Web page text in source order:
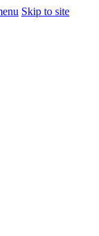
Skip to site